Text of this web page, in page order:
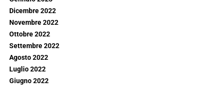
Dicembre 2022
Novembre 2022
Ottobre 2022
Settembre 2022
Agosto 2022
Luglio 2022
Giugno 2022